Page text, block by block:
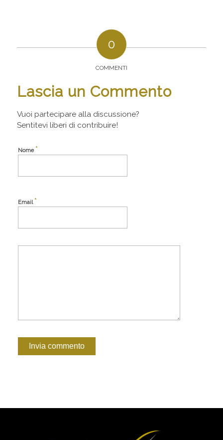
0
COMMENTI
Lascia un Commento
Vuoi partecipare alla discussione?
Sentitevi liberi di contribuire!
Nome*
Email*